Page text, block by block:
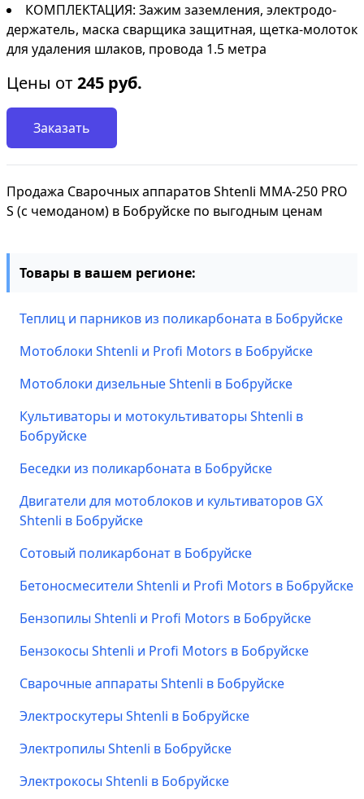
КОМПЛЕКТАЦИЯ: Зажим заземления, электродо-
держатель, маска сварщика защитная, щетка-молоток
для удаления шлаков, провода 1.5 метра
Цены от245 руб.
Заказать
Продажа Сварочных аппаратов Shtenli MMA-250 PRO
S (с чемоданом) в Бобруйске по выгодным ценам
Товары в вашем регионе:
Теплиц и парников из поликарбоната в Бобруйске
Мотоблоки Shtenli и Profi Motors в Бобруйске
Мотоблоки дизельные Shtenli в Бобруйске
Культиваторы и мотокультиваторы Shtenli в
Бобруйске
Беседки из поликарбоната в Бобруйске
Двигатели для мотоблоков и культиваторов GX
Shtenli в Бобруйске
Сотовый поликарбонат в Бобруйске
Бетоносмесители Shtenli и Profi Motors в Бобруйске
Бензопилы Shtenli и Profi Motors в Бобруйске
Бензокосы Shtenli и Profi Motors в Бобруйске
Сварочные аппараты Shtenli в Бобруйске
Электроскутеры Shtenli в Бобруйске
Электропилы Shtenli в Бобруйске
Электрокосы Shtenli в Бобруйске